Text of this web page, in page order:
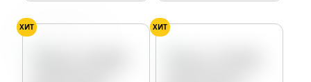
ХИТ
ХИТ